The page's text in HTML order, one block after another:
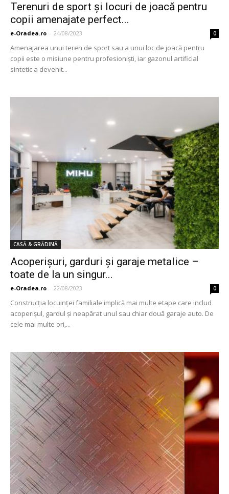
Terenuri de sport şi locuri de joacă pentru
copii amenajate perfect...
e-Oradea.ro - 24/08/2023 0
Amenajarea unui teren de sport sau a unui loc de joacă pentru
copii este o misiune pentru profesionişti, iar gazonul artificial
sintetic a devenit...
CASĂ & GRĂDINĂ
Acoperişuri, garduri şi garaje metalice –
toate de la un singur...
e-Oradea.ro - 22/08/2023 0
Construcţia locuinţei familiale implică mai multe etape care includ
acoperişul, gardul şi neapărat unul sau chiar două garaje auto. De
cele mai multe ori,...